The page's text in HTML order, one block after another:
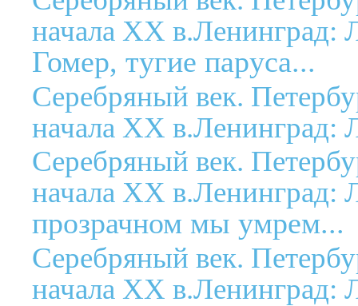
начала XX в.Ленинград:
Гомер, тугие паруса...
Серебряный век.
начала XX в.Ленинград:
Серебряный век.
начала XX в.Ленинград:
прозрачном мы умрем...
Серебряный век.
начала XX в.Ленинград: